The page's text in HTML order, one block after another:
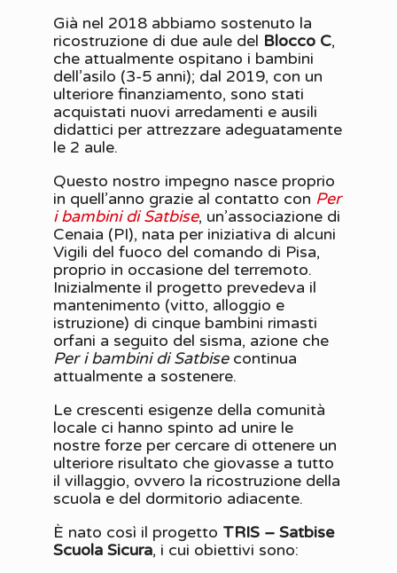
Già nel 2018 abbiamo sostenuto la
ricostruzione di due aule del Blocco C,
che attualmente ospitano i bambini
dell’asilo (3-5 anni); dal 2019, con un
ulteriore finanziamento, sono stati
acquistati nuovi arredamenti e ausili
didattici per attrezzare adeguatamente
le 2 aule.
Questo nostro impegno nasce proprio
in quell’anno grazie al contatto con Per
i bambini di Satbise, un’associazione di
Cenaia (PI), nata per iniziativa di alcuni
Vigili del fuoco del comando di Pisa,
proprio in occasione del terremoto.
Inizialmente il progetto prevedeva il
mantenimento (vitto, alloggio e
istruzione) di cinque bambini rimasti
orfani a seguito del sisma, azione che
Per i bambini di Satbisecontinua
attualmente a sostenere.
Le crescenti esigenze della comunità
locale ci hanno spinto ad unire le
nostre forze per cercare di ottenere un
ulteriore risultato che giovasse a tutto
il villaggio, ovvero la ricostruzione della
scuola e del dormitorio adiacente.
È nato così il progetto TRIS – Satbise
Scuola Sicura, i cui obiettivi sono: